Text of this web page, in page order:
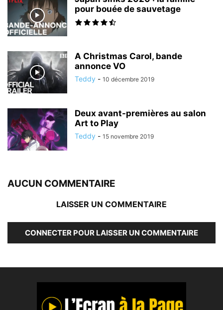
pour bouée de sauvetage
A Christmas Carol, bande
annonce VO
Teddy - 10 décembre 2019
Deux avant-premières au salon
Art to Play
Teddy - 15 novembre 2019
AUCUN COMMENTAIRE
LAISSER UN COMMENTAIRE
CONNECTER POUR LAISSER UN COMMENTAIRE